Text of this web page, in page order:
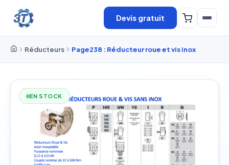
Devis gratuit
Réducteurs Page238 : Réducteur roue et vis inox
EN STOCK